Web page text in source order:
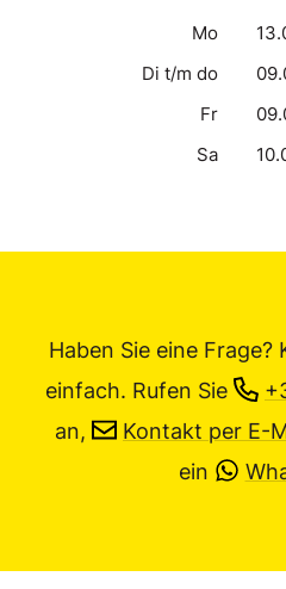
Mo
Di t/m do
Fr
Sa
Haben Sie eine Frage?
einfach. Rufen Sie
an,
Kontakt per E-
ein